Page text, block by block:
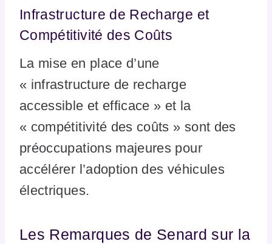
Infrastructure de Recharge et
Compétitivité des Coûts
La mise en place d’une
« infrastructure de recharge
accessible et efficace » et la
« compétitivité des coûts » sont des
préoccupations majeures pour
accélérer l’adoption des véhicules
électriques.
Les Remarques de Senard sur la